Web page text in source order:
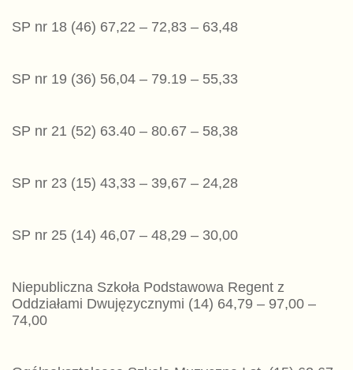
SP nr 18 (46) 67,22 – 72,83 – 63,48
SP nr 19 (36) 56,04 – 79.19 – 55,33
SP nr 21 (52) 63.40 – 80.67 – 58,38
SP nr 23 (15) 43,33 – 39,67 – 24,28
SP nr 25 (14) 46,07 – 48,29 – 30,00
Niepubliczna Szkoła Podstawowa Regent z
Oddziałami Dwujęzycznymi (14) 64,79 – 97,00 –
74,00